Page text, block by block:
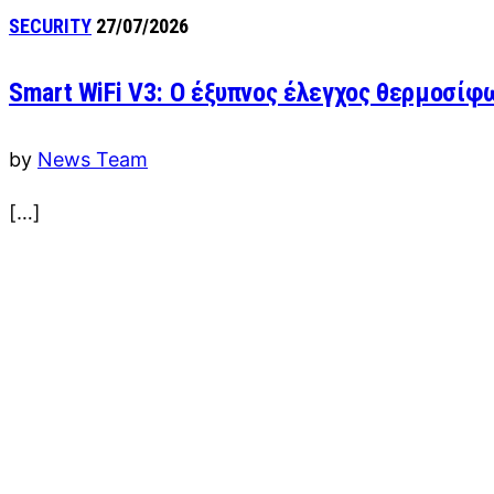
SECURITY 27/07/2026
Smart WiFi V3: Ο έξυπνος έλεγχος
by News Team
[…]